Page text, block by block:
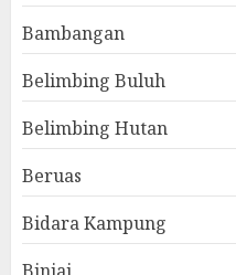
Bambangan
Belimbing Buluh
Belimbing Hutan
Beruas
Bidara Kampung